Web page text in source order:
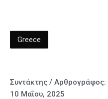
Greece
Συντάκτης / Αρθρογράφος:
10 Μαΐου, 2025